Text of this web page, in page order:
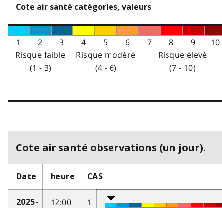
Cote air santé catégories, valeurs
1 2 3 4 5 6 7 8 9
10
Risque faible
(1 - 3)
Risque modéré
(4 - 6)
Risque élevé
(7 - 10)
Cote air santé observations (un jour).
Date heure CAS
2025-
12:00
1